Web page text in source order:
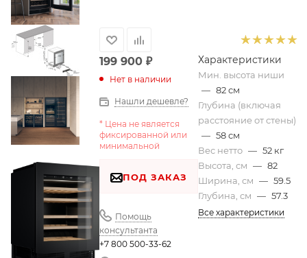
199 900 ₽
Нет в наличии
Нашли дешевле?
* Цена не является
фиксированной или
минимальной
ПОД ЗАКАЗ
Помощь
консультанта
+7 800 500-33-62
Характеристики
Мин. высота ниши
— 82 см
Глубина (включая
расстояние от стены)
— 58 см
Вес нетто — 52 кг
Высота, см — 82
Ширина, см — 59.5
Глубина, см — 57.3
Все характеристики